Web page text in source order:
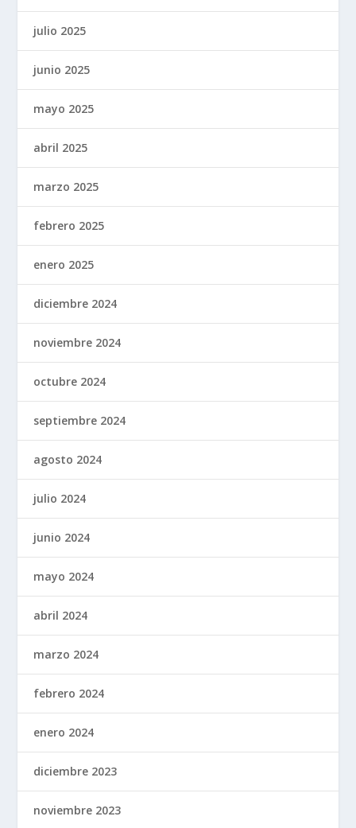
julio 2025
junio 2025
mayo 2025
abril 2025
marzo 2025
febrero 2025
enero 2025
diciembre 2024
noviembre 2024
octubre 2024
septiembre 2024
agosto 2024
julio 2024
junio 2024
mayo 2024
abril 2024
marzo 2024
febrero 2024
enero 2024
diciembre 2023
noviembre 2023